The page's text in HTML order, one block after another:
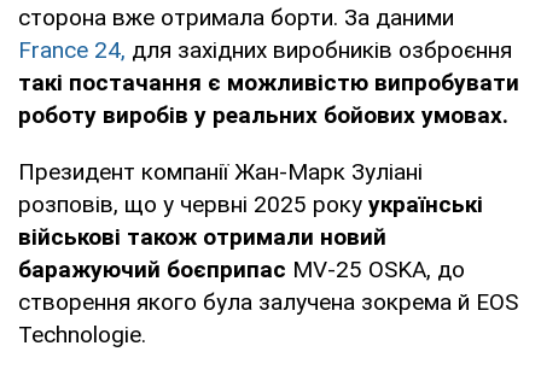
сторона вже отримала борти. За даними
France 24, для західних виробників озброєння
такі постачання є можливістю випробувати
роботу виробів у реальних бойових умовах.
Президент компанії Жан-Марк Зуліані
розповів, що у червні 2025 року українські
військові також отримали новий
баражуючий боєприпас MV-25 OSKA, до
створення якого була залучена зокрема й EOS
Technologie.